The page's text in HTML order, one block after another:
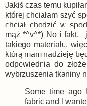
Jakiś czas temu
której chciałam szyć
chciał chodzić w
mąż *^v^*) No i fakt,
takiego materiału,
którą mam nadzieję
odpowiednia do
wybrzuszenia tkaniny
Some time ago
fabric and I